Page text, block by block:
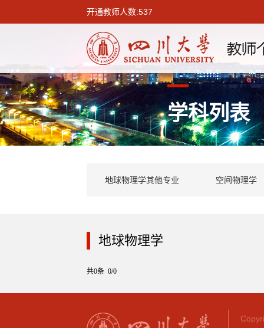
开通教师人数:537
学科列表
地球物理学其他专业 空间物理学
地球物理学
共0条 0/0